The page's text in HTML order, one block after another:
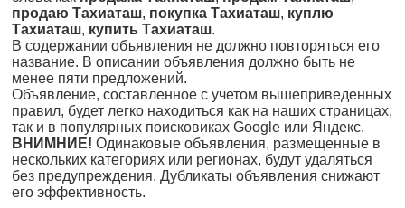
продаю Тахиаташ, покупка Тахиаташ, куплю
Тахиаташ, купить Тахиаташ.
В содержании объявления не должно повторяться его
название. В описании объявления должно быть не
менее пяти предложений.
Объявление, составленное с учетом вышеприведенных
правил, будет легко находиться как на наших страницах,
так и в популярных поисковиках Google или Яндекс.
ВНИМНИЕ! Одинаковые объявления, размещенные в
нескольких категориях или регионах, будут удаляться
без предупреждения. Дубликаты объявления снижают
его эффективность.